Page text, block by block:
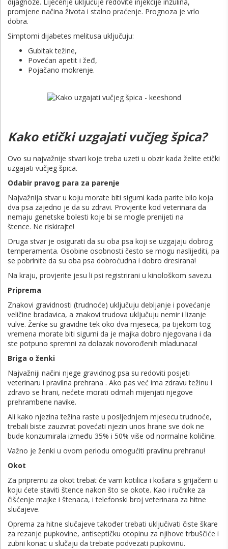
dijagnoze. Liječenje uključuje redovite injekcije inzulina,
promjene načina života i stalno praćenje. Prognoza je vrlo
dobra.
Simptomi dijabetes melitusa uključuju:
Gubitak težine,
Povećan apetit i žeđ,
Pojačano mokrenje.
Kako etički uzgajati vučjeg špica?
Ovo su najvažnije stvari koje treba uzeti u obzir kada želite etički
uzgajati vučjeg špica.
Odabir pravog para za parenje
Najvažnija stvar u koju morate biti sigurni kada parite bilo koja
dva psa zajedno je da su zdravi. Provjerite kod veterinara da
nemaju genetske bolesti koje bi se mogle prenijeti na
štence. Ne riskirajte!
Druga stvar je osigurati da su oba psa koji se uzgajaju dobrog
temperamenta. Osobine osobnosti često se mogu naslijediti, pa
se pobrinite da su oba psa dobroćudna i dobro dresirana!
Na kraju, provjerite jesu li psi registrirani u kinološkom savezu.
Priprema
Znakovi gravidnosti (trudnoće) uključuju debljanje i povećanje
veličine bradavica, a znakovi trudova uključuju nemir i lizanje
vulve. Ženke su gravidne tek oko dva mjeseca, pa tijekom tog
vremena morate biti sigurni da je majka dobro njegovana i da
ste potpuno spremni za dolazak novorođenih mladunaca!
Briga o ženki
Najvažniji načini njege gravidnog psa su redoviti posjeti
veterinaru i pravilna prehrana . Ako pas već ima zdravu težinu i
zdravo se hrani, nećete morati odmah mijenjati njegove
prehrambene navike.
Ali kako njezina težina raste u posljednjem mjesecu trudnoće,
trebali biste zauzvrat povećati njezin unos hrane sve dok ne
bude konzumirala između 35% i 50% više od normalne količine.
Važno je ženki u ovom periodu omogućiti pravilnu prehranu!
Okot
Za pripremu za okot trebat će vam kotilica i košara s grijačem u
koju ćete staviti štence nakon što se okote. Kao i ručnike za
čišćenje majke i štenaca, i telefonski broj veterinara za hitne
slučajeve.
Oprema za hitne slučajeve također trebati uključivati čiste škare
za rezanje pupkovine, antiseptičku otopinu za njihove trbuščiće i
zubni konac u slučaju da trebate podvezati pupkovinu.